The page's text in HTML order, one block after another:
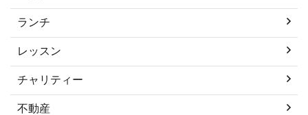
ランチ
レッスン
チャリティー
不動産